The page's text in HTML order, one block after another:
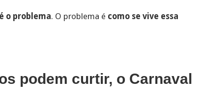
o problema. O problema é como se vive essa
podem curtir, o Carnaval